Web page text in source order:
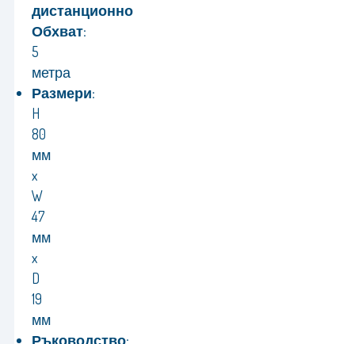
дистанционно
Обхват:
5
метра
Размери:
H
80
мм
x
W
47
мм
x
D
19
мм
Ръководство: